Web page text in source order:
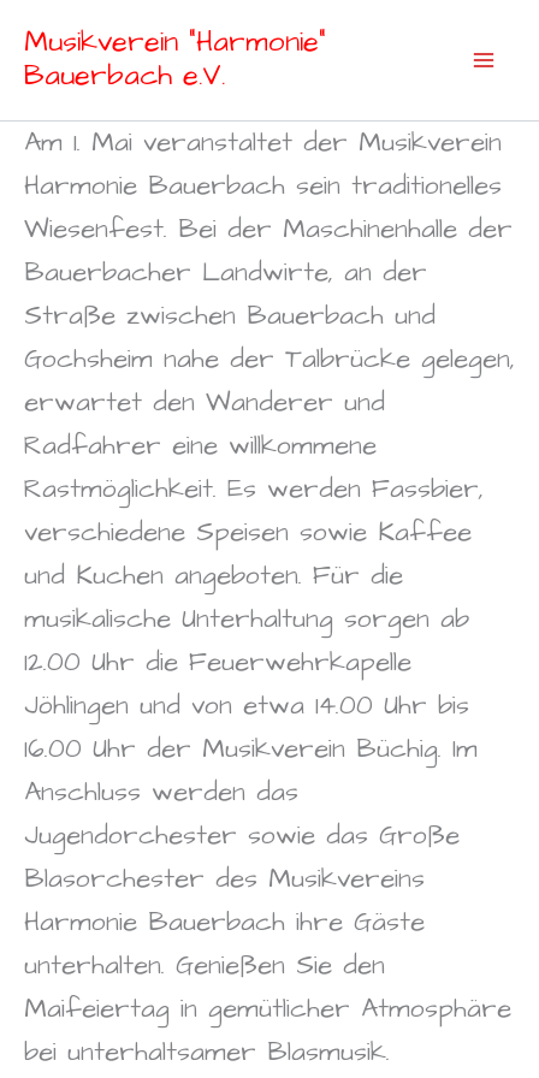
Inhalt
Musikverein "Harmonie"
Bauerbach e.V.
Am 1. Mai veranstaltet der Musikverein
Harmonie Bauerbach sein traditionelles
Wiesenfest. Bei der Maschinenhalle der
Bauerbacher Landwirte, an der
Straße zwischen Bauerbach und
Gochsheim nahe der Talbrücke gelegen,
erwartet den Wanderer und
Radfahrer eine willkommene
Rastmöglichkeit. Es werden Fassbier,
verschiedene Speisen sowie Kaffee
und Kuchen angeboten. Für die
musikalische Unterhaltung sorgen ab
12.00 Uhr die Feuerwehrkapelle
Jöhlingen und von etwa 14.00 Uhr bis
16.00 Uhr der Musikverein Büchig. Im
Anschluss werden das
Jugendorchester sowie das Große
Blasorchester des Musikvereins
Harmonie Bauerbach ihre Gäste
unterhalten. Genießen Sie den
Maifeiertag in gemütlicher Atmosphäre
bei unterhaltsamer Blasmusik.